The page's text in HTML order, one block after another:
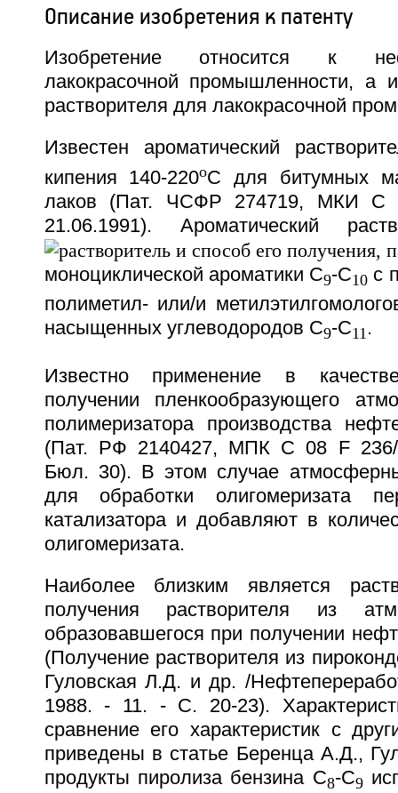
Описание изобретения к патенту
Изобретение относится к
лакокрасочной промышленности, а
растворителя для лакокрасочной
Известен ароматический
кипения 140-220oС для битумных
лаков (Пат. ЧСФР 274719, МКИ С
21.06.1991). Ароматический
моноциклической ароматики С9-С10 с
полиметил- или/и
насыщенных углеводородов С9-С11.
Известно применение в
получении пленкообразующего
полимеризатора производства
(Пат. РФ 2140427, МПК С 08 F 236/
Бюл. 30). В этом случае
для обработки олигомеризата
катализатора и добавляют в
олигомеризата.
Наиболее близким является
получения растворителя из
образовавшегося при получении
(Получение растворителя из
Гуловская Л.Д. и др. /
1988. - 11. - С. 20-23).
сравнение его характеристик с
приведены в статье Беренца А.Д.,
продукты пиролиза бензина C8-C9